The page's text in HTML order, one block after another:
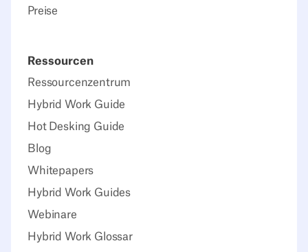
Preise
Ressourcen
Ressourcenzentrum
Hybrid Work Guide
Hot Desking Guide
Blog
Whitepapers
Hybrid Work Guides
Webinare
Hybrid Work Glossar